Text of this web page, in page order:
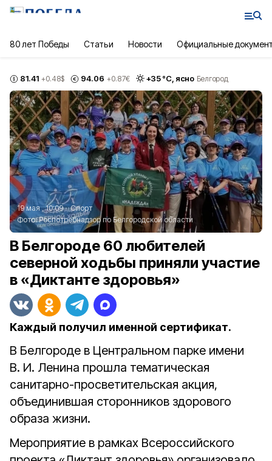
80 лет Победы Статьи Новости Официальные
81.41 +0.48$ 94.06 +0.87€ +35°С, ясно Белгород
19 мая , 10:09
Спорт
Фото:Роспотребнадзор по Белгородской области
В Белгороде 60 любителей
северной ходьбы приняли участие
в «Диктанте здоровья»
Каждый получил именной сертификат.
В Белгороде в Центральном парке имени
В. И. Ленина прошла тематическая
санитарно-просветительская акция,
объединившая сторонников здорового
образа жизни.
Мероприятие в рамках Всероссийского